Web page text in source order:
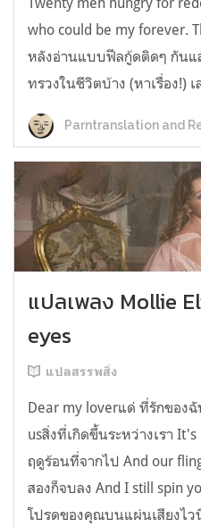
who could be my forever.
หลังอ่านแบบฟีลกู้ดติดๆ กันแ
ทรวงในชีวิตบ้าง (หาเรื่อง!)
Parntranslation and
แปลเพลง Mollie
eyes
แปลสรรพสิ่ง
Dear my loverแด่ ที่รักของ
usสิ่งที่เกิดขึ้นระหว่างเรา
ฤดูร้อนที่จากไป And our
สองก็จบลง And I still spin
โปรดของคุณบนแผ่นเสียงไว